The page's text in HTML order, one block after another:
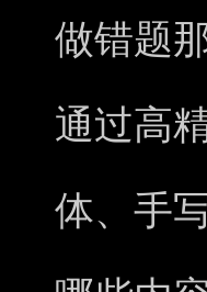
做错题
通过高
体、手